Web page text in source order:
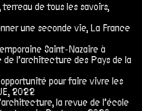
de tous les savoirs,
une seconde vie, La France
Saint-Nazaire à
de l’architecture des Pays de la
pour faire vivre les
2022
la revue de l’école